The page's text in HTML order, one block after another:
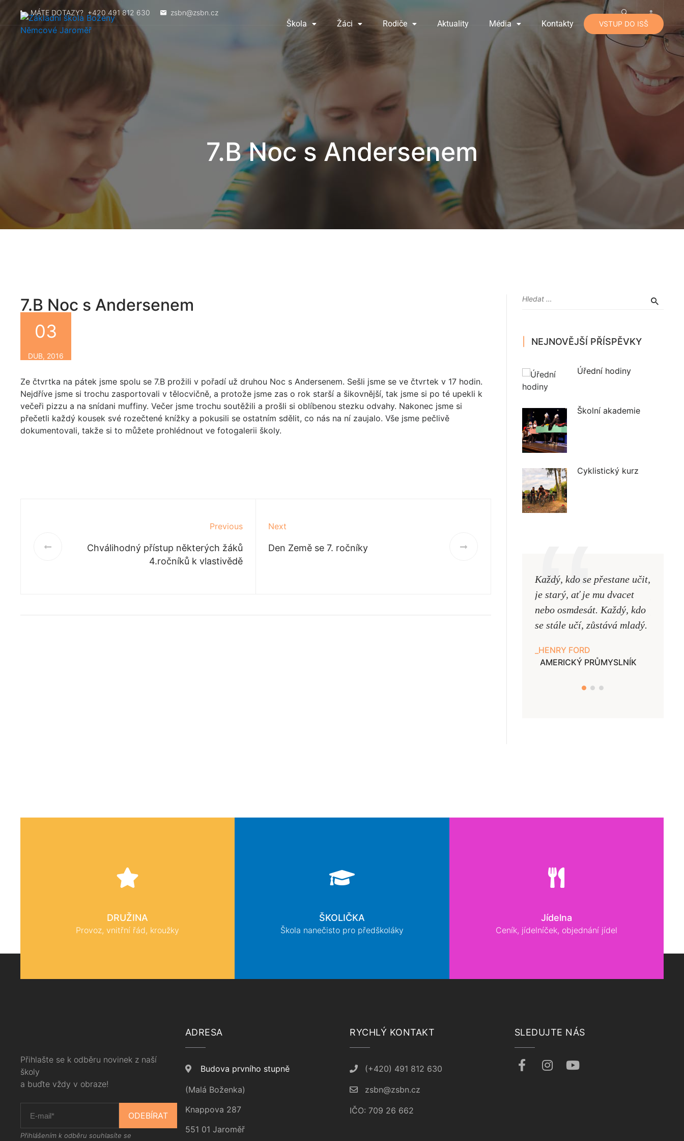
MÁTE DOTAZY? +420 491 812 630 zsbn@zsbn.cz
Škola Žáci Rodiče Aktuality Média Kontakty VSTUP DO ISŠ
7.B Noc s Andersenem
7.B Noc s Andersenem
By
03
DUB, 2016
Ze čtvrtka na pátek jsme spolu se 7.B prožili v pořadí už druhou Noc s Andersenem. Sešli jsme se ve čtvrtek v 17 hodin.
Nejdříve jsme si trochu zasportovali v tělocvičně, a protože jsme zas o rok starší a šikovnější, tak jsme si po té upekli k
večeři pizzu a na snídani muffiny. Večer jsme trochu soutěžili a prošli si oblíbenou stezku odvahy. Nakonec jsme si
přečetli každý kousek své rozečtené knížky a pokusili se ostatním sdělit, co nás na ní zaujalo. Vše jsme pečlivě
dokumentovali, takže si to můžete prohlédnout ve fotogalerii školy.
Previous
Chválihodný přístup některých žáků
4.ročníků k vlastivědě
Next
Den Země se 7. ročníky
NEJNOVĚJŠÍ PŘÍSPĚVKY
Úřední hodiny
Školní akademie
Cyklistický kurz
Každý, kdo se přestane učit,
je starý, ať je mu dvacet
nebo osmdesát. Každý, kdo
se stále učí, zůstává mladý.
HENRY FORD
AMERICKÝ PRŮMYSLNÍK
DRUŽINA
Provoz, vnitřní řád, kroužky
ŠKOLIČKA
Škola nanečisto pro předškoláky
Jídelna
Ceník, jídelníček, objednání jídel
Přihlašte se k odběru novinek z naší
školy
a buďte vždy v obraze!
ODEBÍRAT
Přihlášením k odběru souhlasíte se
ADRESA
Budova prvního stupně
(Malá Boženka)
Knappova 287
551 01 Jaroměř
RYCHLÝ KONTAKT
(+420) 491 812 630
zsbn@zsbn.cz
IČO: 709 26 662
SLEDUJTE NÁS